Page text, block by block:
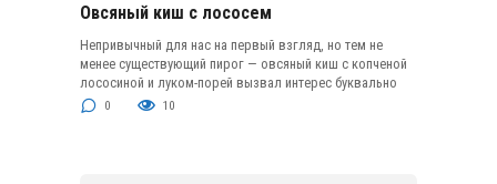
Овсяный киш с лососем
Непривычный для нас на первый взгляд, но тем не
менее существующий пирог — овсяный киш с копченой
лососиной и луком-порей вызвал интерес буквально
0 10